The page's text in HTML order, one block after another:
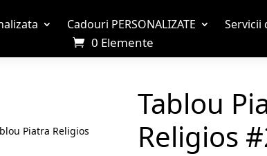
Cadouri PERSONALIZATE Servicii
0 Elemente
Piatra Religios
Tablou
Religios